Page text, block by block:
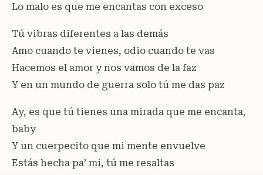
Lo malo es que me encantas con exceso
Tú vibras diferentes a las demás
Amo cuando te vienes, odio cuando te vas
Hacemos el amor y nos vamos de la faz
Y en un mundo de guerra solo tú me das paz
Ay, es que tú tienes una mirada que me encanta,
baby
Y un cuerpecito que mi mente envuelve
Estás hecha pa’ mi, tú me resaltas